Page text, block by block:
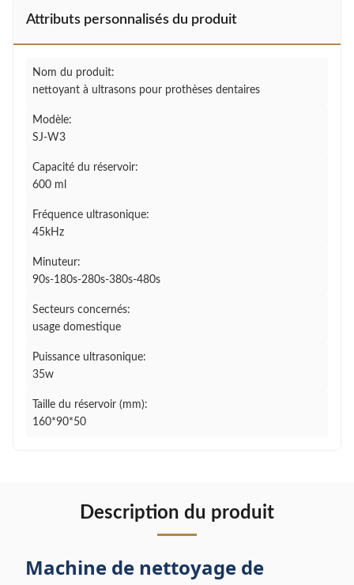
Attributs personnalisés du produit
Nom du produit:
nettoyant à ultrasons pour prothèses dentaires
Modèle:
SJ-W3
Capacité du réservoir:
600 ml
Fréquence ultrasonique:
45kHz
Minuteur:
90s-180s-280s-380s-480s
Secteurs concernés:
usage domestique
Puissance ultrasonique:
35w
Taille du réservoir (mm):
160*90*50
Description du produit
Machine de nettoyage de